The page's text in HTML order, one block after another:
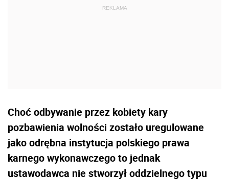
Choć odbywanie przez kobiety kary
pozbawienia wolności zostało uregulowane
jako odrębna instytucja polskiego prawa
karnego wykonawczego to jednak
ustawodawca nie stworzył oddzielnego typu